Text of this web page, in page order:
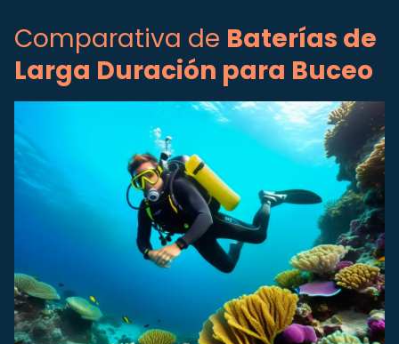
Comparativa de Baterías de
Larga Duración para Buceo